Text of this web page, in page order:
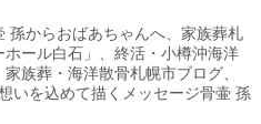
孫からおばあちゃんへ、家族葬札
ール白石」、終活・小樽沖海洋
族葬・海洋散骨札幌市ブログ、
いを込めて描くメッセージ骨壷 孫